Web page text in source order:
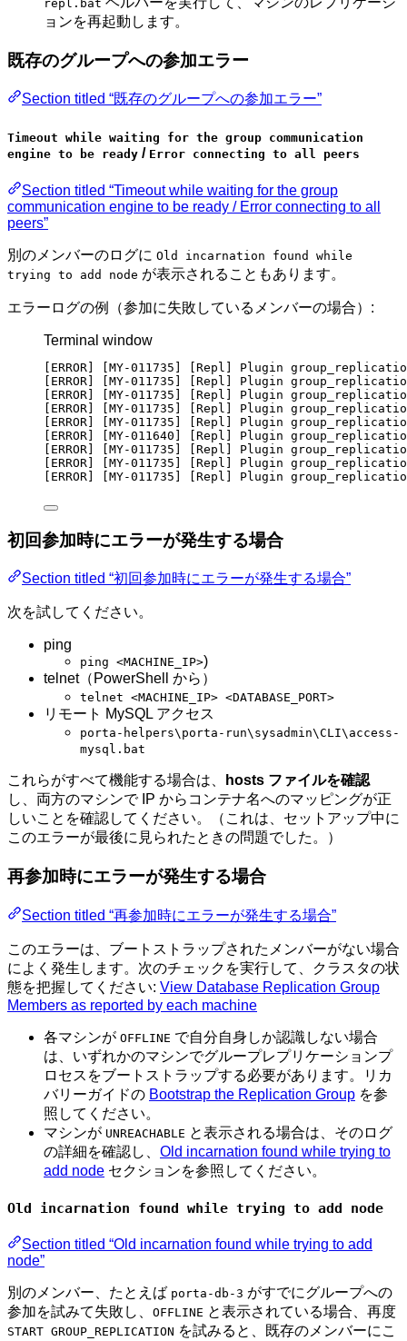
repl.bat
ョンを再起動します。
既存のグループへの参加エラー
Section titled “既存のグループへの参加エラー”
Timeout while waiting for the group communication
engine to be ready / Error connecting to all peers
Section titled “Timeout while waiting for the group
communication engine to be ready / Error connecting to all
peers”
別のメンバーのログに Old incarnation found while
trying to add node が表示されることもあります。
エラーログの例（参加に失敗しているメンバーの場合）:
Terminal window
[ERROR] [MY-011735] [Repl] Plugin
[ERROR] [MY-011735] [Repl] Plugin
[ERROR] [MY-011735] [Repl] Plugin
[ERROR] [MY-011735] [Repl] Plugin
[ERROR] [MY-011735] [Repl] Plugin
[ERROR] [MY-011640] [Repl] Plugin
[ERROR] [MY-011735] [Repl] Plugin
[ERROR] [MY-011735] [Repl] Plugin
[ERROR] [MY-011735] [Repl] Plugin
初回参加時にエラーが発生する場合
Section titled “初回参加時にエラーが発生する場合”
次を試してください。
ping
ping <MACHINE_IP>)
telnet（PowerShell から）
telnet <MACHINE_IP> <DATABASE_PORT>
リモート MySQL アクセス
porta-helpers\porta-run\sysadmin\CLI\access-
mysql.bat
これらがすべて機能する場合は、
hosts ファイルを確認
し、両方のマシンで IP からコンテナ名へのマッピングが正
しいことを確認してください。（これは、セットアップ中に
このエラーが最後に見られたときの問題でした。）
再参加時にエラーが発生する場合
Section titled “再参加時にエラーが発生する場合”
このエラーは、ブートストラップされたメンバーがない場合
によく発生します。次のチェックを実行して、クラスタの状
態を把握してください: View Database Replication Group
Members as reported by each machine
各マシンが OFFLINE で自分自身しか認識しない場合
は、いずれかのマシンでグループレプリケーションプ
ロセスをブートストラップする必要があります。リカ
バリーガイドの Bootstrap the Replication Group を参
照してください。
マシンが UNREACHABLE と表示される場合は、そのログ
の詳細を確認し、 Old incarnation found while trying to
add node セクションを参照してください。
Old incarnation found while trying to add node
Section titled “Old incarnation found while trying to add
node”
別のメンバー、たとえば porta-db-3 がすでにグループへの
参加を試みて失敗し、 OFFLINE と表示されている場合、再度
START GROUP_REPLICATION を試みると、既存のメンバーにこ